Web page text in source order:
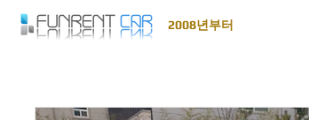
2008년부터